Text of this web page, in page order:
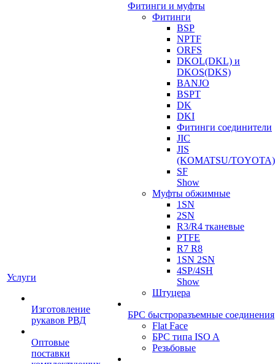
Услуги
Изготовление
рукавов РВД
Оптовые
поставки
Фитинги и муфты
Фитинги
BSP
NPTF
ORFS
DKOL(DKL) и
DKOS(DKS)
BANJO
BSPT
DK
DKI
Фитинги соединители
JIC
JIS
(KOMATSU/TOYOTA)
SF
Show
Муфты обжимные
1SN
2SN
R3/R4 тканевые
PTFE
R7 R8
1SN 2SN
4SP/4SH
Show
Штуцера
БРС быстроразъемные соединения
Flat Face
БРС типа ISO A
Резьбовые